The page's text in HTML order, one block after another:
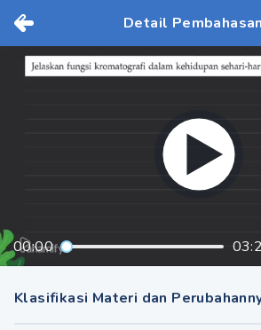
Detail Pembahasan
00:00
Klasifikasi Materi dan